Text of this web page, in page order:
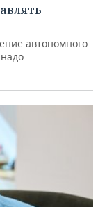
автономного